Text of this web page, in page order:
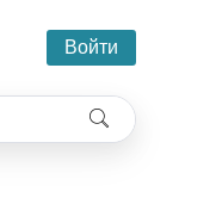
Войти